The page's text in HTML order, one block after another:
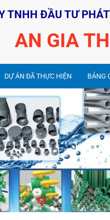
TNHH ĐẦU TƯ
AN GIA
DỰ ÁN ĐÃ THỰC HIỆN BẢNG